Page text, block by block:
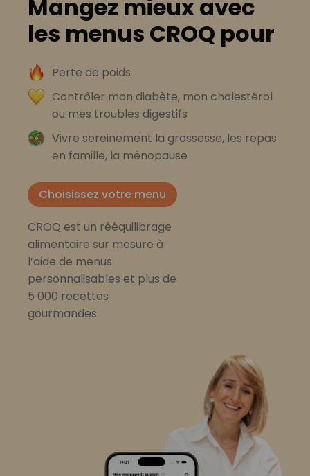
Mangez mieux avec
les menus CROQ pour
Perte de poids
Contrôler mon diabète, mon cholestérol
ou mes troubles digestifs
Vivre sereinement la grossesse, les repas
en famille, la ménopause
Choisissez votre menu
CROQ est un rééquilibrage
alimentaire sur mesure à
l’aide de menus
personnalisables et plus de
5 000 recettes
gourmandes